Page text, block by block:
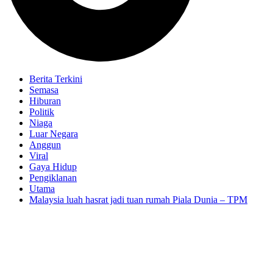
Berita Terkini
Semasa
Hiburan
Politik
Niaga
Luar Negara
Anggun
Viral
Gaya Hidup
Pengiklanan
Utama
Malaysia luah hasrat jadi tuan rumah Piala Dunia – TPM